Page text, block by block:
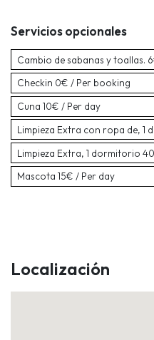
Servicios opcionales
Cambio de sabanas y toallas.
Checkin 0€ / Per booking
Cuna 10€ / Per day
Limpieza Extra con ropa de, 1
Limpieza Extra, 1 dormitorio
Mascota 15€ / Per day
Localización